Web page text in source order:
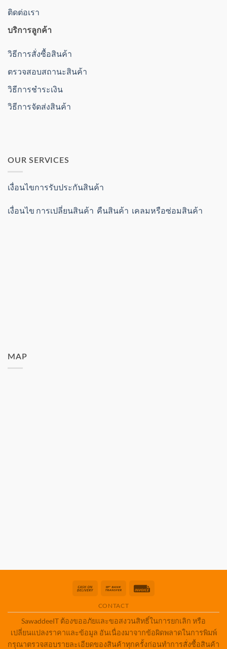
ติดต่อเรา
บริการลูกค้า
วิธีการสั่งซื้อสินค้า
ตรวจสอบสถานะสินค้า
วิธีการชำระเงิน
วิธีการจัดส่งสินค้า
OUR SERVICES
เงื่อนไขการรับประกันสินค้า
เงื่อนไข การเปลี่ยนสินค้า คืนสินค้า เคลมหรือซ่อมสินค้า
MAP
Cash
Delivery
Bank
CONTACT
SawaddeeIT ต้องขออภัยและขอสงวนสิทธิ์ในการยกเลิก หรือ
เปลี่ยนแปลงราคาและข้อมูล อันเนื่องมาจากข้อผิดพลาดในการพิมพ์
กรุณาตรวจสอบรายละเอียดของสินค้าทุกครั้งก่อนทำการสั่งซื้อสินค้า